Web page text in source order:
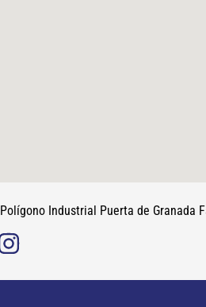
Polígono Industrial Puerta de Granada